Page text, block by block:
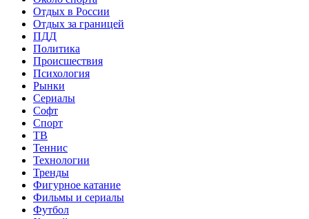
Отдых в России
Отдых за границей
ПДД
Политика
Происшествия
Психология
Рынки
Сериалы
Софт
Спорт
ТВ
Теннис
Технологии
Тренды
Фигурное катание
Фильмы и сериалы
Футбол